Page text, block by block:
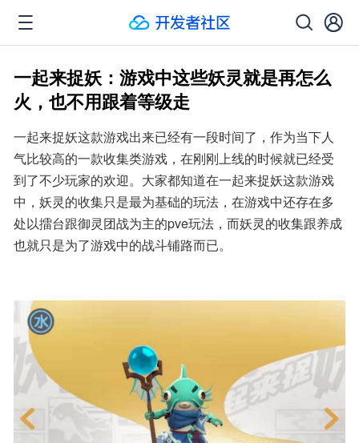
一起来捉妖：游戏中这些妖灵就是再怎么
火，也不用跟着等级走
一起来捉妖这款游戏出来已经有一段时间了，作为当下人
气比较高的一款收集类游戏，在刚刚上线的时候就已经受
到了不少玩家的欢迎。大家都知道在一起来捉妖这款游戏
中，妖灵的收集只是最为基础的玩法，在游戏中还存在多
处以擂台跟御灵团战为主的pve玩法，而妖灵的收集跟养成
也就只是为了游戏中的战斗铺路而已。